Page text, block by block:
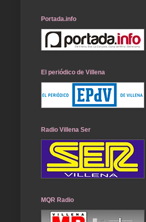
Portada.info
El periódico de Villena
Radio Villena Ser
MQR Radio